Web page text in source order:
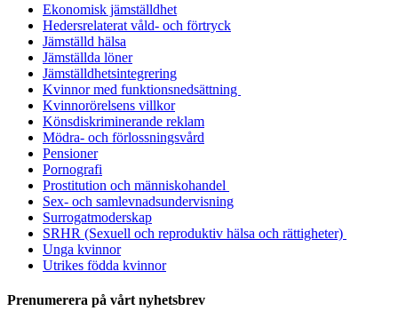
Ekonomisk jämställdhet
Hedersrelaterat våld- och förtryck
Jämställd hälsa
Jämställda löner
Jämställdhetsintegrering
Kvinnor med funktionsnedsättning
Kvinnorörelsens villkor
Könsdiskriminerande reklam
Mödra- och förlossningsvård
Pensioner
Pornografi
Prostitution och människohandel
Sex- och samlevnadsundervisning
Surrogatmoderskap
SRHR (Sexuell och reproduktiv hälsa och rättigheter)
Unga kvinnor
Utrikes födda kvinnor
Prenumerera på vårt nyhetsbrev